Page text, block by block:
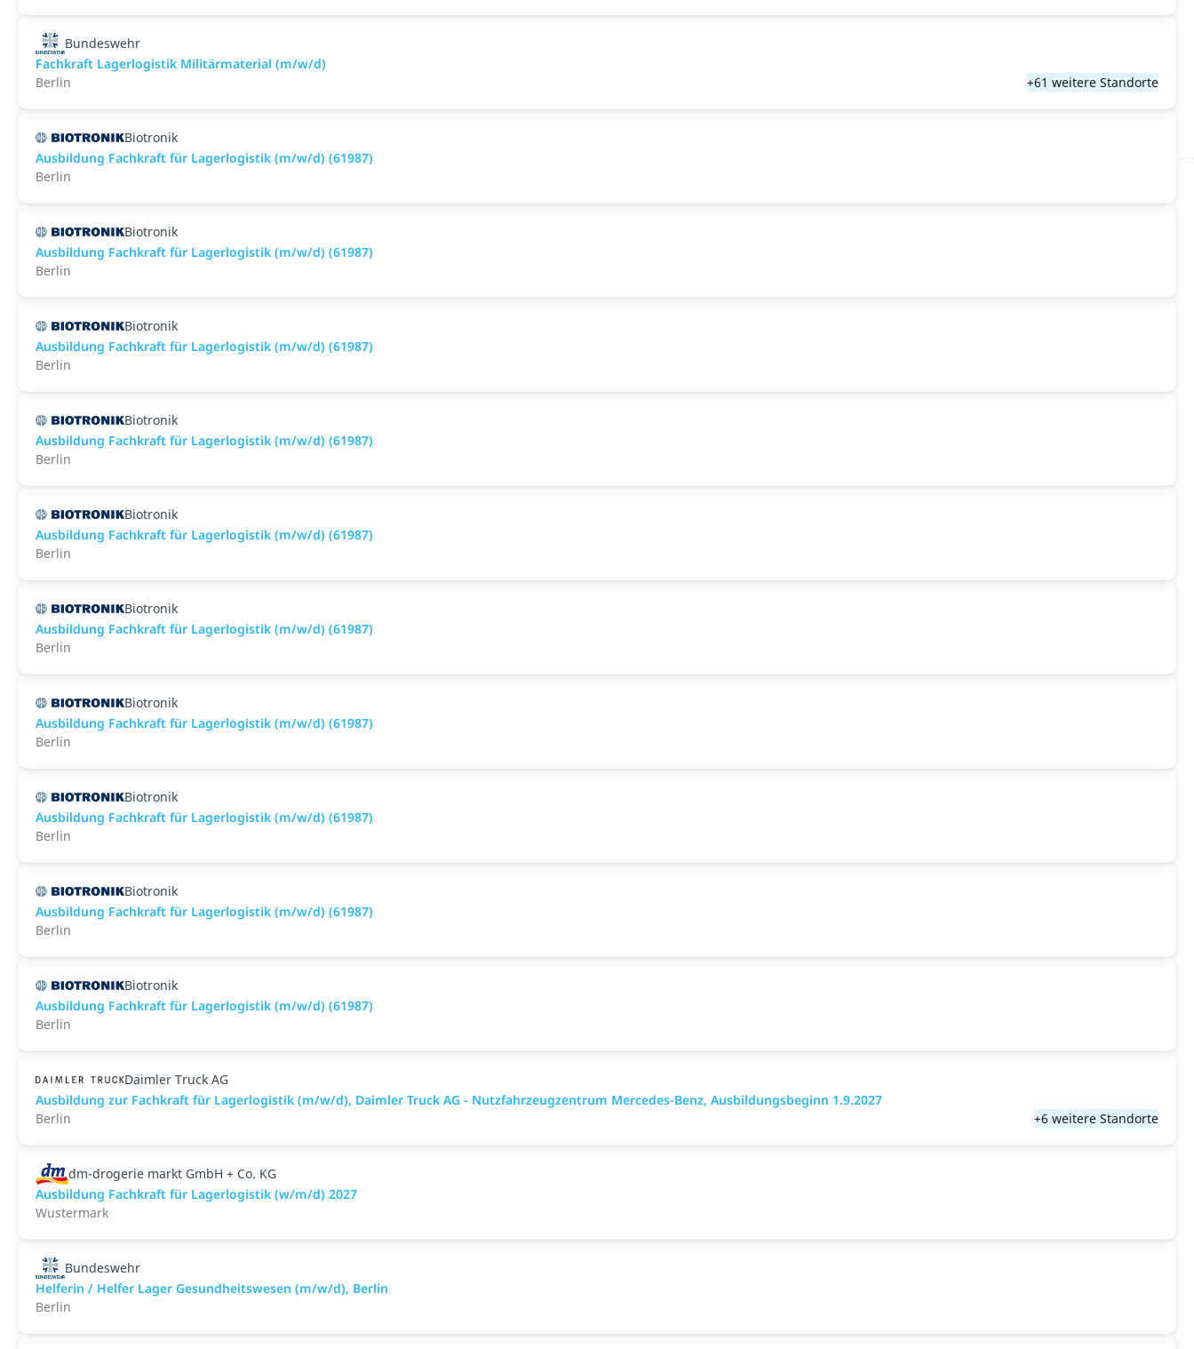
Bundeswehr
Fachkraft Lagerlogistik Militärmaterial (m/w/d)
Berlin
+61 weitere Standorte
Biotronik
Ausbildung Fachkraft für Lagerlogistik (m/w/d) (61987)
Berlin
Biotronik
Ausbildung Fachkraft für Lagerlogistik (m/w/d) (61987)
Berlin
Biotronik
Ausbildung Fachkraft für Lagerlogistik (m/w/d) (61987)
Berlin
Biotronik
Ausbildung Fachkraft für Lagerlogistik (m/w/d) (61987)
Berlin
Biotronik
Ausbildung Fachkraft für Lagerlogistik (m/w/d) (61987)
Berlin
Biotronik
Ausbildung Fachkraft für Lagerlogistik (m/w/d) (61987)
Berlin
Biotronik
Ausbildung Fachkraft für Lagerlogistik (m/w/d) (61987)
Berlin
Biotronik
Ausbildung Fachkraft für Lagerlogistik (m/w/d) (61987)
Berlin
Biotronik
Ausbildung Fachkraft für Lagerlogistik (m/w/d) (61987)
Berlin
Biotronik
Ausbildung Fachkraft für Lagerlogistik (m/w/d) (61987)
Berlin
Daimler Truck AG
Ausbildung zur Fachkraft für Lagerlogistik (m/w/d), Daimler Truck AG - Nutzfahrzeugzentrum Mercedes-Benz, Ausbildungsbeginn 1.9.2027
Berlin
+6 weitere Standorte
dm-drogerie markt GmbH + Co. KG
Ausbildung Fachkraft für Lagerlogistik (w/m/d) 2027
Wustermark
Bundeswehr
Helferin / Helfer Lager Gesundheitswesen (m/w/d), Berlin
Berlin